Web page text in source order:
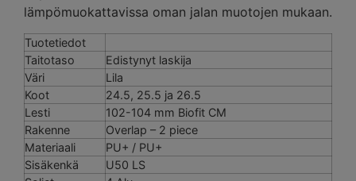
lämpömuokattavissa oman jalan muotojen mukaan.
Tuotetiedot
Taitotaso
Edistynyt laskija
Väri
Lila
Koot
24.5, 25.5 ja 26.5
Lesti
102-104 mm Biofit CM
Rakenne
Overlap – 2 piece
Materiaali
PU+ / PU+
Sisäkenkä
U50 LS